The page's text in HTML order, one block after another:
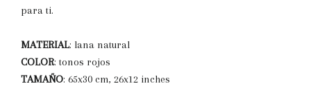
para ti.
MATERIAL: lana natural
COLOR: tonos rojos
TAMAÑO: 65x30 cm, 26x12 inches